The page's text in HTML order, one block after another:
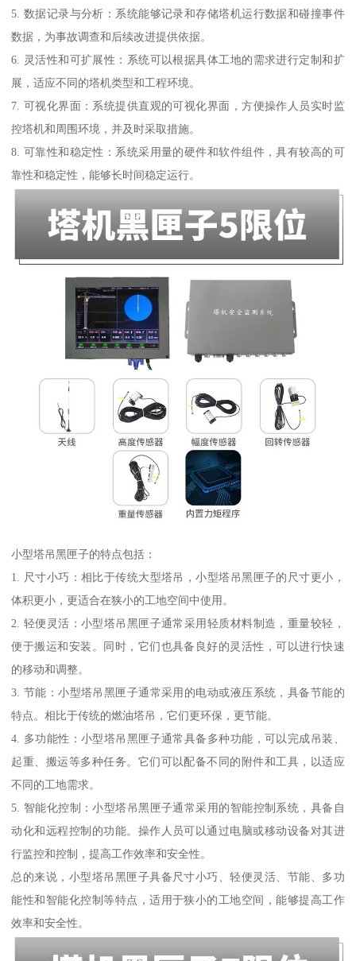
5. 数据记录与分析：系统能够记录和存储塔机运行数据和碰撞事件
数据，为事故调查和后续改进提供依据。
6. 灵活性和可扩展性：系统可以根据具体工地的需求进行定制和扩
展，适应不同的塔机类型和工程环境。
7. 可视化界面：系统提供直观的可视化界面，方便操作人员实时监
控塔机和周围环境，并及时采取措施。
8. 可靠性和稳定性：系统采用量的硬件和软件组件，具有较高的可
靠性和稳定性，能够长时间稳定运行。
小型塔吊黑匣子的特点包括：
1. 尺寸小巧：相比于传统大型塔吊，小型塔吊黑匣子的尺寸更小，
体积更小，更适合在狭小的工地空间中使用。
2. 轻便灵活：小型塔吊黑匣子通常采用轻质材料制造，重量较轻，
便于搬运和安装。同时，它们也具备良好的灵活性，可以进行快速
的移动和调整。
3. 节能：小型塔吊黑匣子通常采用的电动或液压系统，具备节能的
特点。相比于传统的燃油塔吊，它们更环保，更节能。
4. 多功能性：小型塔吊黑匣子通常具备多种功能，可以完成吊装、
起重、搬运等多种任务。它们可以配备不同的附件和工具，以适应
不同的工地需求。
5. 智能化控制：小型塔吊黑匣子通常采用的智能控制系统，具备自
动化和远程控制的功能。操作人员可以通过电脑或移动设备对其进
行监控和控制，提高工作效率和安全性。
总的来说，小型塔吊黑匣子具备尺寸小巧、轻便灵活、节能、多功
能性和智能化控制等特点，适用于狭小的工地空间，能够提高工作
效率和安全性。